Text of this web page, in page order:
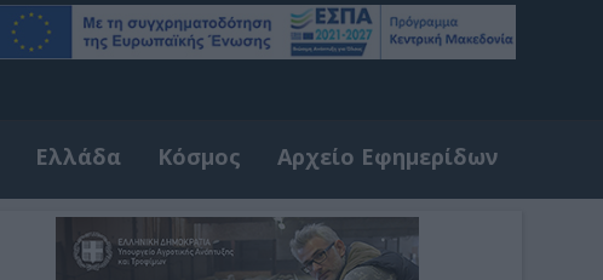
Ελλάδα Κόσμος Αρχείο Εφημερίδων